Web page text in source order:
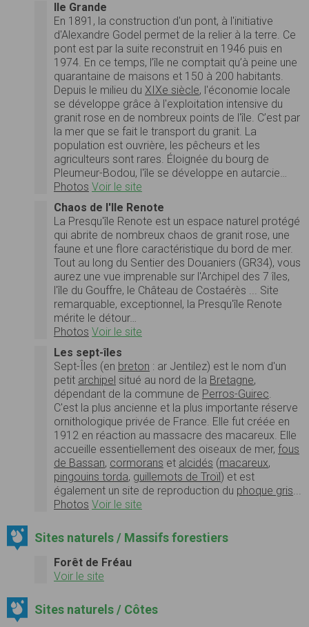
Ile Grande
En 1891, la construction d'un pont, à l'initiative
d'Alexandre Godel permet de la relier à la terre. Ce
pont est par la suite reconstruit en 1946 puis en
1974. En ce temps, l’île ne comptait qu’à peine une
quarantaine de maisons et 150 à 200 habitants.
Depuis le milieu du XIXe siècle, l'économie locale
se développe grâce à l'exploitation intensive du
granit rose en de nombreux points de l'île. C’est par
la mer que se fait le transport du granit. La
population est ouvrière, les pêcheurs et les
agriculteurs sont rares. Éloignée du bourg de
Pleumeur-Bodou, l'île se développe en autarcie…
Photos Voir le site
Chaos de l'Ile Renote
La Presqu'île Renote est un espace naturel protégé
qui abrite de nombreux chaos de granit rose, une
faune et une flore caractéristique du bord de mer.
Tout au long du Sentier des Douaniers (GR34), vous
aurez une vue imprenable sur l'Archipel des 7 îles,
l'île du Gouffre, le Château de Costaérès ... Site
remarquable, exceptionnel, la Presqu'île Renote
mérite le détour…
Photos Voir le site
Les sept-îles
Sept-Îles (en breton : ar Jentilez) est le nom d'un
petit archipel situé au nord de la Bretagne,
dépendant de la commune de Perros-Guirec.
C'est la plus ancienne et la plus importante réserve
ornithologique privée de France. Elle fut créée en
1912 en réaction au massacre des macareux. Elle
accueille essentiellement des oiseaux de mer, fous
de Bassan, cormorans et alcidés (macareux,
pingouins torda, guillemots de Troïl) et est
également un site de reproduction du phoque gris...
Photos Voir le site
Sites naturels / Massifs forestiers
Forêt de Fréau
Voir le site
Sites naturels / Côtes